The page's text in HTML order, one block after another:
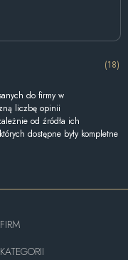
(18)
do firmy w
liczbę opinii
od źródła ich
dostępne były kompletne